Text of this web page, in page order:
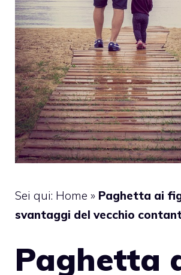
Sei qui: Home » Paghetta ai
svantaggi del vecchio
Paghetta